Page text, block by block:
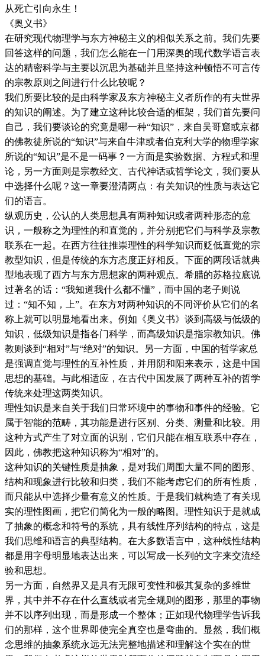
从死亡引向永生！
《奥义书》
在研究现代物理学与东方神秘主义的相似关系之前。我们先要
回答这样的问题，我们怎么能在一门用深奥的现代数学语言表
达的精密科学与主要以沉思为基础并且坚持这种顿悟不可言传
的宗教原则之间进行什么比较呢？
我们所要比较的是由科学家及东方神秘主义者所作的有夫世界
的知识的阐述。为了建立这种比较合适的框架，我们首先要问
自己，我们要谈论的究竟是哪一种“知识”，来自吴哥窟或京都
的佛教徒所说的“知识”与来自牛津或者伯克利大学的物理学家
所说的“知识”是不是一码事？一方面是实验数据、方程式和理
论，另一方面则是宗教经文、古代神话或哲学论文，我们要从
中选择什么呢？这一章要澄清两点：有关知识的性质与表达它
们的语言。
纵观历史，公认的人类思想具有两种知识或者两种形态的意
识，一般称之为理性的和直觉的，并分别把它们与科学及宗教
联系在一起。在西方往往推崇理性的科学知识而贬低直觉的宗
教型知识，但是传统的东方态度正好相反。下面的两段话就典
型地表现了西方与东方思想家的两种观点。希腊的苏格拉底说
过著名的话：“我知道我什么都不懂”，而中国的老子则说
过：“知不知，上”。在东方对两种知识的不同评价从它们的名
称上就可以明显地看出来。例如《奥义书》谈到高级与低级的
知识，低级知识是指各门科学，而高级知识是指宗教知识。佛
教则谈到“相对”与“绝对”的知识。另一方面，中国的哲学家总
是强调直觉与理性的互补性质，并用阴和阳来表示，这是中国
思想的基础。与此相适应，在古代中国发展了两种互补的哲学
传统来处理这两类知识。
理性知识是来自关于我们日常环境中的事物和事件的经验。它
属于智能的范畴，其功能是进行区别、分类、测量和比较。用
这种方式产生了对立面的识别，它们只能在相互联系中存在，
因此，佛教把这种知识称为“相对”的。
这种知识的关键性质是抽象，是对我们周围大量不同的图形、
结构和现象进行比较和归类，我们不能考虑它们的所有性质，
而只能从中选择少量有意义的性质。于是我们就构造了有关现
实的理性图画，把它们简化为一般的略图。理性知识于是就成
了抽象的概念和符号的系统，具有线性序列结构的特点，这是
我们思维和语言的典型结构。在大多数语言中，这种线性结构
都是用字母明显地表达出来，可以写成一长列的文字来交流经
验和思想。
另一方面，自然界又是具有无限可变性和极其复杂的多维世
界，其中并不存在什么直线或者完全规则的图形，那里的事物
并不以序列出现，而是形成一个整体；正如现代物理学告诉我
们的那样，这个世界即使完全真空也是弯曲的。显然，我们概
念思维的抽象系统永远无法完整地描述和理解这个实在的世